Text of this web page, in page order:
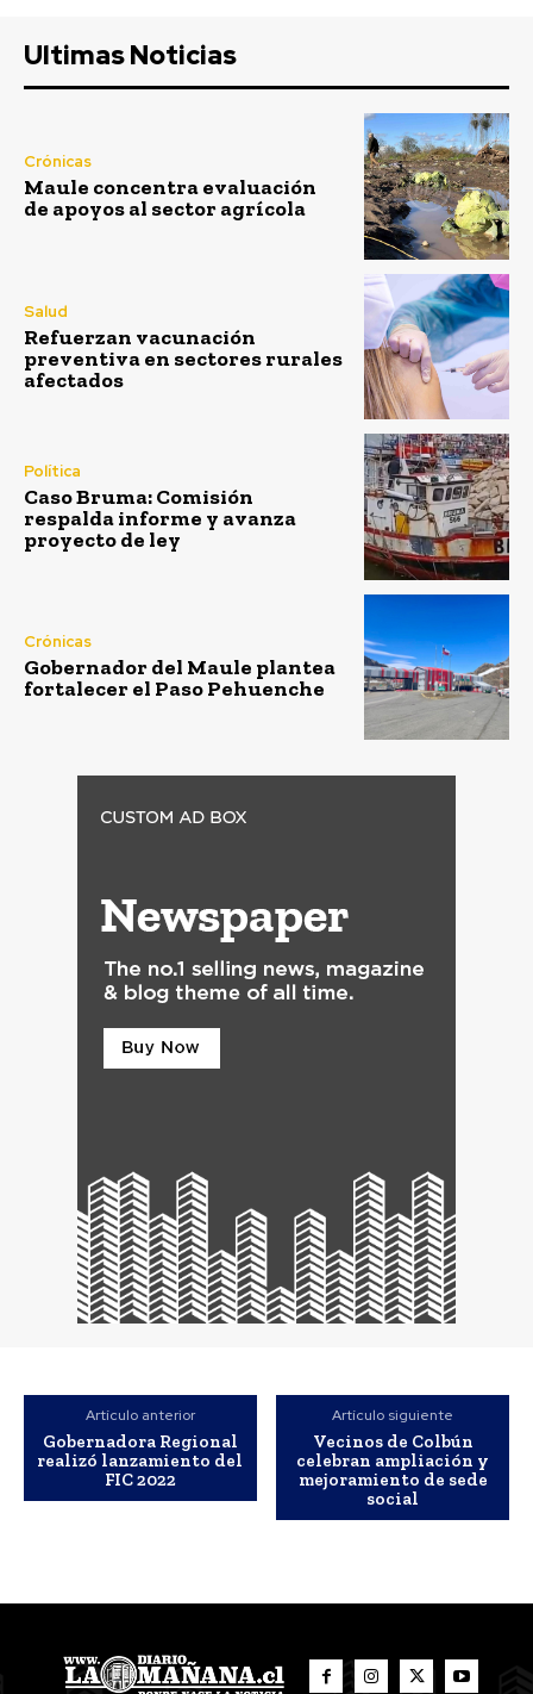
Ultimas Noticias
Crónicas
Maule concentra evaluación
de apoyos al sector agrícola
Salud
Refuerzan vacunación
preventiva en sectores rurales
afectados
Política
Caso Bruma: Comisión
respalda informe y avanza
proyecto de ley
Crónicas
Gobernador del Maule plantea
fortalecer el Paso Pehuenche
Artículo anterior
Gobernadora Regional
realizó lanzamiento del
FIC 2022
Artículo siguiente
Vecinos de Colbún
celebran ampliación y
mejoramiento de sede
social